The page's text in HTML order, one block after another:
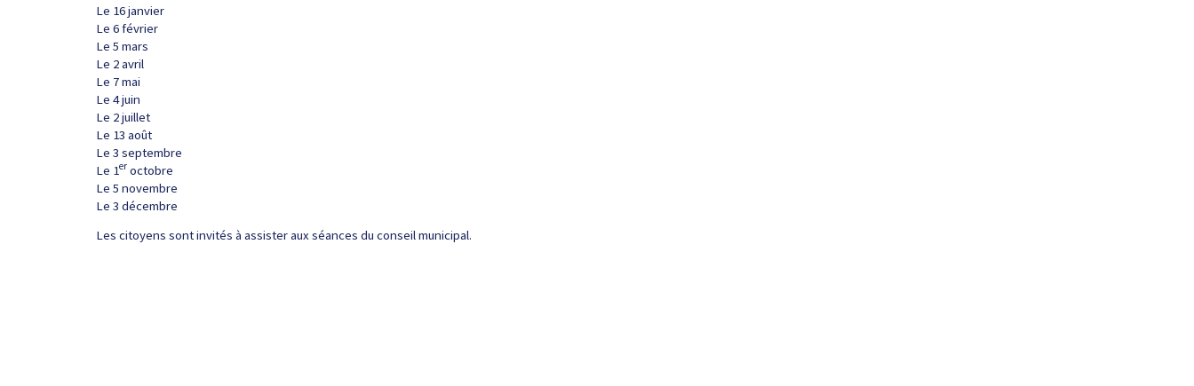
Le 16 janvier
Le 6 février
Le 5 mars
Le 2 avril
Le 7 mai
Le 4 juin
Le 2 juillet
Le 13 août
Le 3 septembre
Le 1eroctobre
Le 5 novembre
Le 3 décembre
Les citoyens sont invités à assister aux séances du conseil municipal.